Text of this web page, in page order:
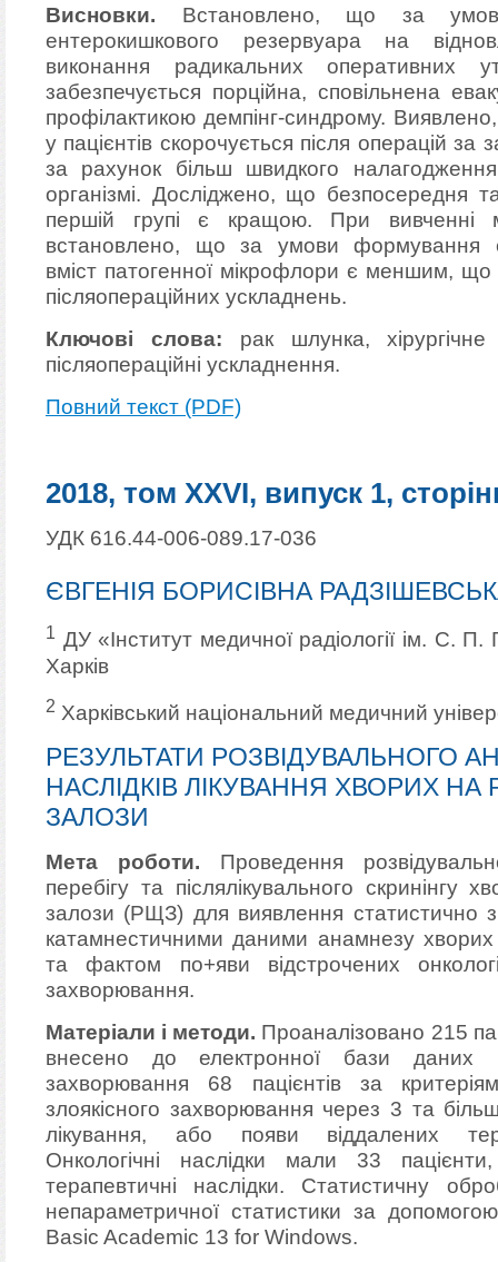
Висновки. Встановлено, що за
ентерокишкового резервуара на
виконання радикальних
забезпечується порційна, сповільнена
профілактикою демпінг-синдрому.
у пацієнтів скорочується після операцій
за рахунок більш швидкого налагодження
організмі. Досліджено, що безпосередня
першій групі є кращою. При вивченні
встановлено, що за умови формування
вміст патогенної мікрофлори є меншим, що
післяопераційних ускладнень.
Ключові слова: рак шлунка, хірургічне
післяопераційні ускладнення.
Повний текст (PDF)
2018, том XXVI, випуск 1,
УДК 616.44-006-089.17-036
ЄВГЕНІЯ БОРИСІВНА
1 ДУ «Інститут медичної радіології ім. С.
Харків
2 Харківський національний медичний
РЕЗУЛЬТАТИ РОЗВІДУВАЛЬНОГО
НАСЛІДКІВ ЛІКУВАННЯ ХВОРИХ
ЗАЛОЗИ
Мета роботи. Проведення
перебігу та післялікувального скринінгу
залози (РЩЗ) для виявлення статистично
катамнестичними даними анамнезу хворих
та фактом по+яви відстрочених
захворювання.
Матеріали і методи. Проаналізовано 215
внесено до електронної бази даних
захворювання 68 пацієнтів за
злоякісного захворювання через 3 та
лікування, або появи віддалених
Онкологічні наслідки мали 33
терапевтичні наслідки. Статистичну
непараметричної статистики за
Basic Academic 13 for Windows.